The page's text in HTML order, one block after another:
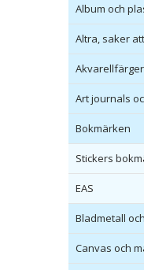
Album och
Altra, saker
Art journals
Bokmärken
Stickers
EAS
Bladmetall
Canvas och